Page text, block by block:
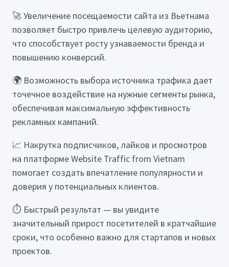
🚀 Увеличение посещаемости сайта из Вьетнама
позволяет быстро привлечь целевую аудиторию,
что способствует росту узнаваемости бренда и
повышению конверсий.
🌍 Возможность выбора источника трафика дает
точечное воздействие на нужные сегменты рынка,
обеспечивая максимальную эффективность
рекламных кампаний.
📈 Накрутка подписчиков, лайков и просмотров
на платформе Website Traffic from Vietnam
помогает создать впечатление популярности и
доверия у потенциальных клиентов.
⏱️ Быстрый результат — вы увидите
значительный прирост посетителей в кратчайшие
сроки, что особенно важно для стартапов и новых
проектов.